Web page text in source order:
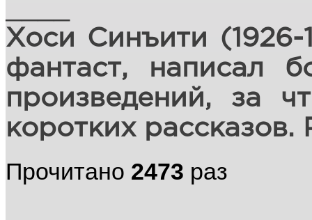
Хоси Синъити (1926-
фантаст, написал
произведений, за
коротких
Прочитано 2473 раз